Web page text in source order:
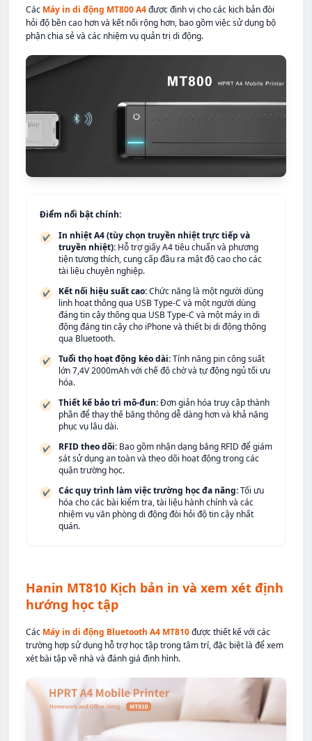
Các Máy in di động MT800 A4được định vị cho các kịch bản đòi
hỏi độ bền cao hơn và kết nối rộng hơn, bao gồm việc sử dụng bộ
phận chia sẻ và các nhiệm vụ quản trị di động.
Điểm nổi bật chính:
✔
In nhiệt A4 (tùy chọn truyền nhiệt trực tiếp và
truyền nhiệt): Hỗ trợ giấy A4 tiêu chuẩn và phương
tiện tương thích, cung cấp đầu ra mật độ cao cho các
tài liệu chuyên nghiệp.
✔ Kết nối hiệu suất cao:Chức năng là một người dùng
linh hoạt thông qua USB Type-C và một người dùng
đáng tin cậy thông qua USB Type-C và một máy in di
động đáng tin cậy cho iPhone và thiết bị di động thông
qua Bluetooth.
✔ Tuổi thọ hoạt động kéo dài:Tính năng pin công suất
lớn 7,4V 2000mAh với chế độ chờ và tự động ngủ tối ưu
hóa.
✔ Thiết kế bảo trì mô-đun:Đơn giản hóa truy cập thành
phần để thay thế băng thông dễ dàng hơn và khả năng
phục vụ lâu dài.
✔ RFID theo dõi: Bao gồm nhận dạng băng RFID để giám
sát sử dụng an toàn và theo dõi hoạt động trong các
quận trường học.
✔ Các quy trình làm việc trường học đa năng:Tối ưu
hóa cho các bài kiểm tra, tài liệu hành chính và các
nhiệm vụ văn phòng di động đòi hỏi độ tin cậy nhất
quán.
Hanin MT810 Kịch bản in và xem xét định
hướng học tập
Các Máy in di động Bluetooth A4 MT810được thiết kế với các
trường hợp sử dụng hỗ trợ học tập trong tâm trí, đặc biệt là để xem
xét bài tập về nhà và đánh giá định hình.